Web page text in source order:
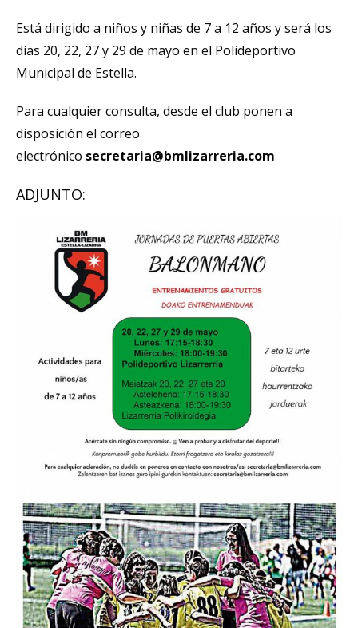
Está dirigido a niños y niñas de 7 a 12 años y será los
días 20, 22, 27 y 29 de mayo en el Polideportivo
Municipal de Estella.
Para cualquier consulta, desde el club ponen a
disposición el correo
electrónico secretaria@bmlizarreria.com
ADJUNTO: